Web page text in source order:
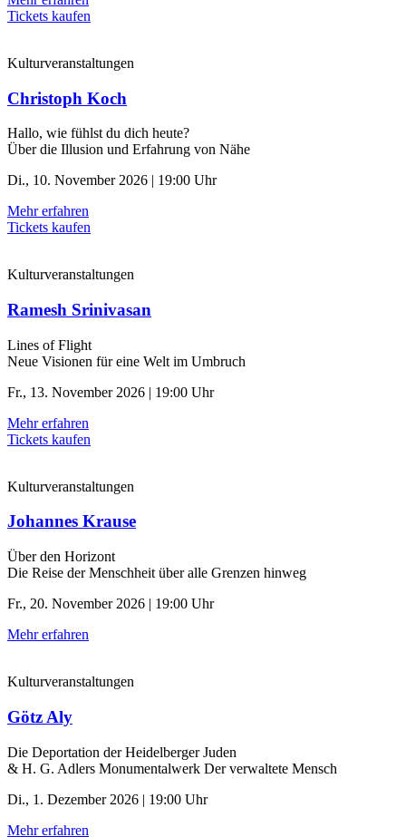
Tickets kaufen
Kulturveranstaltungen
Christoph Koch
Hallo, wie fühlst du dich heute?
Über die Illusion und Erfahrung von Nähe
Di., 10. November 2026 | 19:00 Uhr
Mehr erfahren
Tickets kaufen
Kulturveranstaltungen
Ramesh Srinivasan
Lines of Flight
Neue Visionen für eine Welt im Umbruch
Fr., 13. November 2026 | 19:00 Uhr
Mehr erfahren
Tickets kaufen
Kulturveranstaltungen
Johannes Krause
Über den Horizont
Die Reise der Menschheit über alle Grenzen hinweg
Fr., 20. November 2026 | 19:00 Uhr
Mehr erfahren
Kulturveranstaltungen
Götz Aly
Die Deportation der ­Heidelberger Juden
& H. G. Adlers Monumentalwerk Der verwaltete Mensch
Di., 1. Dezember 2026 | 19:00 Uhr
Mehr erfahren